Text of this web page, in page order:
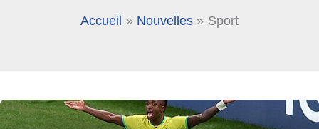
Accueil Nouvelles Sport